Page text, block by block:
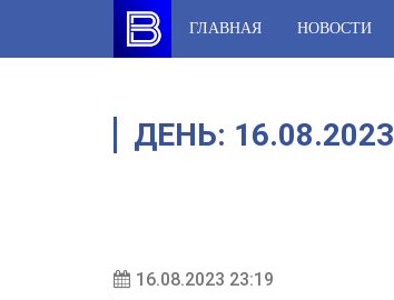
content
ГЛАВНАЯ НОВОСТИ
ДЕНЬ: 16.08.2023
16.08.2023 23:19